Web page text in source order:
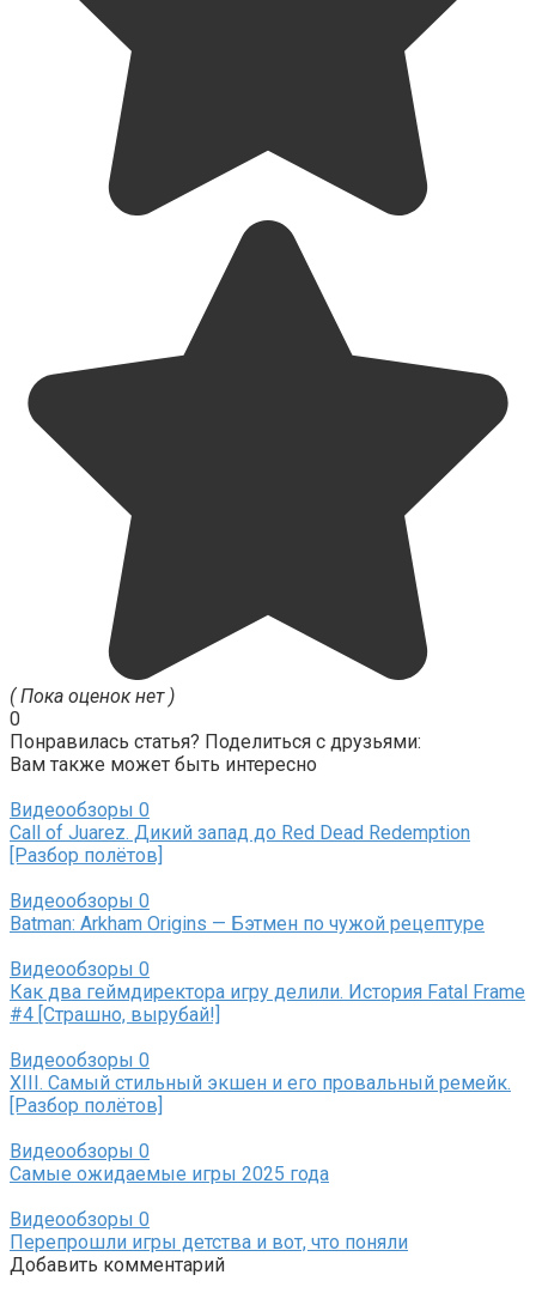
( Пока оценок нет )
0
Понравилась статья? Поделиться с друзьями:
Вам также может быть интересно
Видеообзоры 0
Call of Juarez. Дикий запад до Red Dead Redemption
[Разбор полётов]
Видеообзоры 0
Batman: Arkham Origins — Бэтмен по чужой рецептуре
Видеообзоры 0
Как два геймдиректора игру делили. История Fatal Frame
#4 [Страшно, вырубай!]
Видеообзоры 0
XIII. Самый стильный экшен и его провальный ремейк.
[Разбор полётов]
Видеообзоры 0
Самые ожидаемые игры 2025 года
Видеообзоры 0
Перепрошли игры детства и вот, что поняли
Добавить комментарий